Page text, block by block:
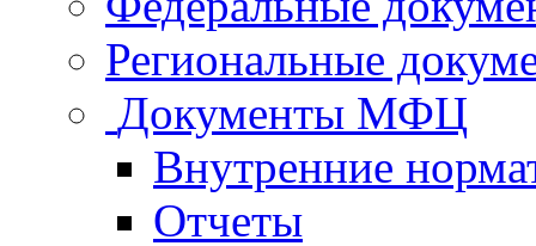
Региональные
Документы МФЦ
Внутренние
Отчеты